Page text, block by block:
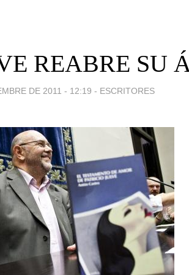
REABRE SU
DE 2011 - 12:19 - ESCRITORES